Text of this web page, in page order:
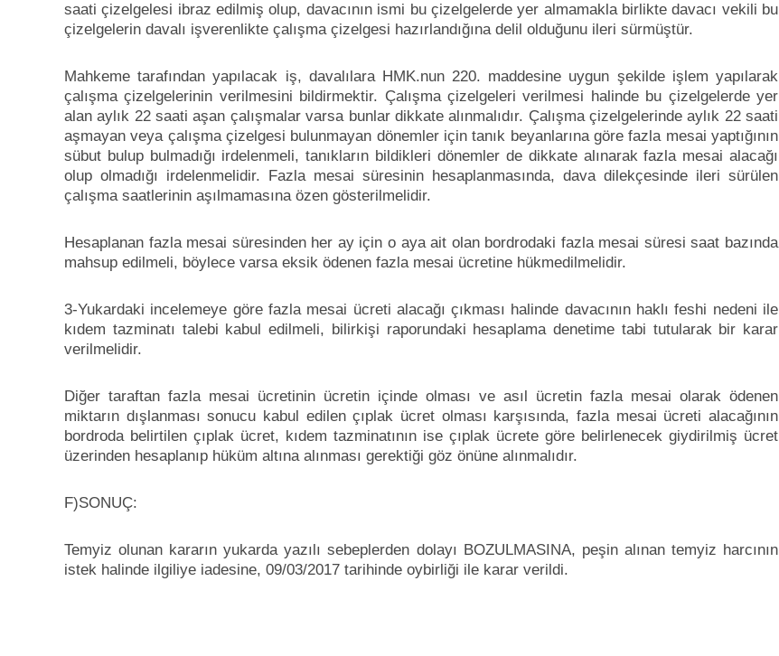
saati çizelgelesi ibraz edilmiş olup, davacının ismi bu çizelgelerde yer almamakla birlikte davacı vekili bu
çizelgelerin davalı işverenlikte çalışma çizelgesi hazırlandığına delil olduğunu ileri sürmüştür.
Mahkeme tarafından yapılacak iş, davalılara HMK.nun 220. maddesine uygun şekilde işlem yapılarak
çalışma çizelgelerinin verilmesini bildirmektir. Çalışma çizelgeleri verilmesi halinde bu çizelgelerde yer
alan aylık 22 saati aşan çalışmalar varsa bunlar dikkate alınmalıdır. Çalışma çizelgelerinde aylık 22 saati
aşmayan veya çalışma çizelgesi bulunmayan dönemler için tanık beyanlarına göre fazla mesai yaptığının
sübut bulup bulmadığı irdelenmeli, tanıkların bildikleri dönemler de dikkate alınarak fazla mesai alacağı
olup olmadığı irdelenmelidir. Fazla mesai süresinin hesaplanmasında, dava dilekçesinde ileri sürülen
çalışma saatlerinin aşılmamasına özen gösterilmelidir.
Hesaplanan fazla mesai süresinden her ay için o aya ait olan bordrodaki fazla mesai süresi saat bazında
mahsup edilmeli, böylece varsa eksik ödenen fazla mesai ücretine hükmedilmelidir.
3-Yukardaki incelemeye göre fazla mesai ücreti alacağı çıkması halinde davacının haklı feshi nedeni ile
kıdem tazminatı talebi kabul edilmeli, bilirkişi raporundaki hesaplama denetime tabi tutularak bir karar
verilmelidir.
Diğer taraftan fazla mesai ücretinin ücretin içinde olması ve asıl ücretin fazla mesai olarak ödenen
miktarın dışlanması sonucu kabul edilen çıplak ücret olması karşısında, fazla mesai ücreti alacağının
bordroda belirtilen çıplak ücret, kıdem tazminatının ise çıplak ücrete göre belirlenecek giydirilmiş ücret
üzerinden hesaplanıp hüküm altına alınması gerektiği göz önüne alınmalıdır.
F)SONUÇ:
Temyiz olunan kararın yukarda yazılı sebeplerden dolayı BOZULMASINA, peşin alınan temyiz harcının
istek halinde ilgiliye iadesine, 09/03/2017 tarihinde oybirliği ile karar verildi.